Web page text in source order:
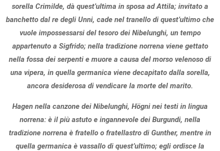
sorella Crimilde, dà quest’ultima in sposa ad Attila; invitato a
banchetto dal re degli Unni, cade nel tranello di quest’ultimo che
vuole impossessarsi del tesoro dei Nibelunghi, un tempo
appartenuto a Sigfrido; nella tradizione norrena viene gettato
nella fossa dei serpenti e muore a causa del morso velenoso di
una vipera, in quella germanica viene decapitato dalla sorella,
ancora desiderosa di vendicare la morte del marito.
Hagen nella canzone dei Nibelunghi, Högni nei testi in lingua
norrena: è il più astuto e ingannevole dei Burgundi, nella
tradizione norrena è fratello o fratellastro di Gunther, mentre in
quella germanica è vassallo di quest’ultimo; egli ordisce la